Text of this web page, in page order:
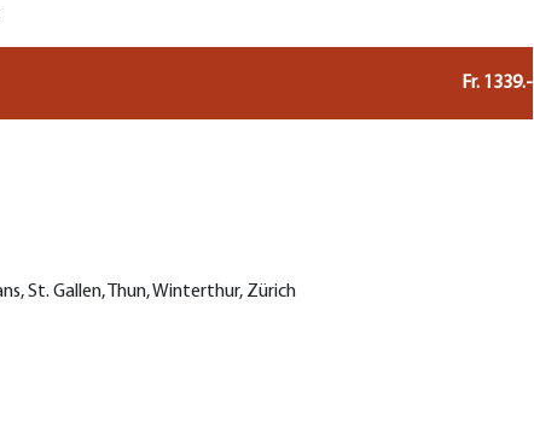
Fr. 1339.-
St. Gallen, Thun, Winterthur, Zürich